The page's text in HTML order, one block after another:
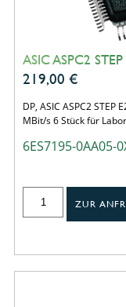
ASIC ASPC2
219,00 €
DP, ASIC ASPC2 STEP
MBit/s 6 Stück für
6ES7195-0AA05-
ZUR